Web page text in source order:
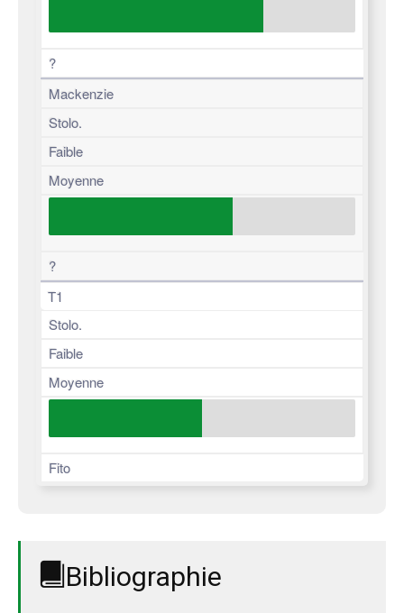
?
Mackenzie
Stolo.
Faible
Moyenne
?
T1
Stolo.
Faible
Moyenne
Fito
Bibliographie